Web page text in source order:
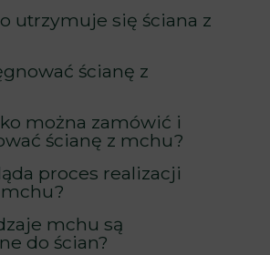
utrzymuje się ściana z
ścianę z
można zamówić i
ścianę z mchu?
proces realizacji
mchu są
do ścian?